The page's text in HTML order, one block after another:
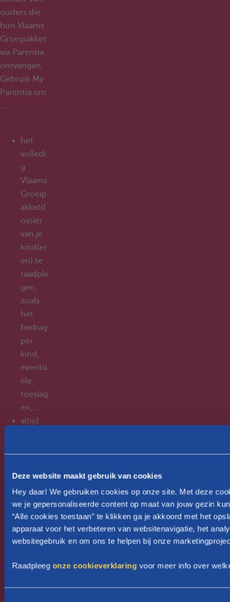
Deze website maakt gebruik van cookies
Hey daar! We gebruiken cookies op onze site. Met deze
we je gepersonaliseerde content op maat van jouw gezin
“Alle cookies toestaan” te klikken ga je akkoord met het
apparaat voor het verbeteren van websitenavigatie, het
websitegebruik en om ons te helpen bij onze
Raadpleeg onze cookieverklaring voor meer info over
ouders die
hun Vlaams
Groeipakket
via Parentia
ontvangen.
Gebruik My
Parentia om
…
het
volledi
g
Vlaams
Groeip
akketd
ossier
van je
kind(er
en) te
raadple
gen,
zoals
het
bedrag
per
kind,
eventu
ele
toeslag
en,….
altijd
volledi
briefwi
sseling
online
te
eren